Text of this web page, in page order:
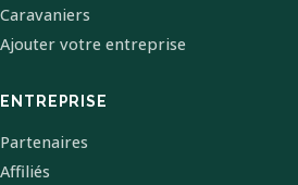
Caravaniers
Ajouter votre entreprise
ENTREPRISE
Partenaires
Affiliés